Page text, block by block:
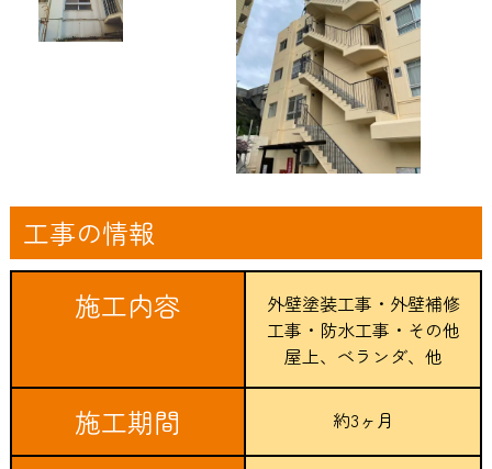
工事の情報
施工内容
外壁塗装工事・外壁補修
工事・防水工事・その他
屋上、ベランダ、他
施工期間 約3ヶ月